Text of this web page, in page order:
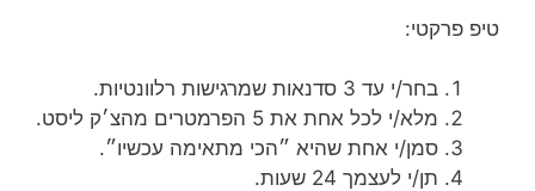
טיפ פרקטי:
בחר/י עד 3 סדנאות שמרגישות רלוונטיות.
מלא/י לכל אחת את 5 הפרמטרים מהצ׳ק ליסט.
סמן/י אחת שהיא ״הכי מתאימה עכשיו״.
תן/י לעצמך 24 שעות.